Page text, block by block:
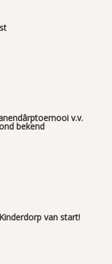
v.v.
bekend
van start!